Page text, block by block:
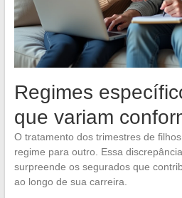
Regimes
que variam
O tratamento dos trimestres de
regime para outro. Essa
surpreende os segurados que
ao longo de sua carreira.